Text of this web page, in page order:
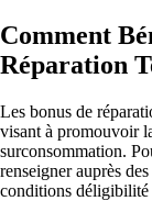
Comment
Réparation
Les bonus de
visant à promouvoir
surconsommation.
renseigner auprès
conditions déligibilité